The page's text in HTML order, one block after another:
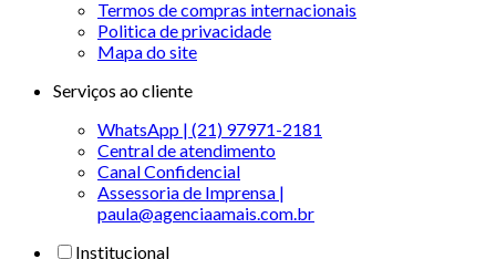
Termos de compras internacionais
Politica de privacidade
Mapa do site
Serviços ao cliente
WhatsApp | (21) 97971-2181
Central de atendimento
Canal Confidencial
Assessoria de Imprensa |
paula@agenciaamais.com.br
Institucional